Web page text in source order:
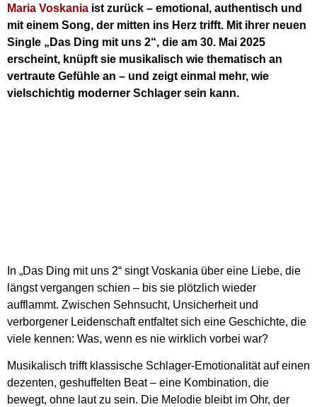
Maria Voskania ist zurück – emotional, authentisch und
mit einem Song, der mitten ins Herz trifft. Mit ihrer neuen
Single „Das Ding mit uns 2“, die am 30. Mai 2025
erscheint, knüpft sie musikalisch wie thematisch an
vertraute Gefühle an – und zeigt einmal mehr, wie
vielschichtig moderner Schlager sein kann.
In „Das Ding mit uns 2“ singt Voskania über eine Liebe, die
längst vergangen schien – bis sie plötzlich wieder
aufflammt. Zwischen Sehnsucht, Unsicherheit und
verborgener Leidenschaft entfaltet sich eine Geschichte, die
viele kennen: Was, wenn es nie wirklich vorbei war?
Musikalisch trifft klassische Schlager-Emotionalität auf einen
dezenten, geshuffelten Beat – eine Kombination, die
bewegt, ohne laut zu sein. Die Melodie bleibt im Ohr, der